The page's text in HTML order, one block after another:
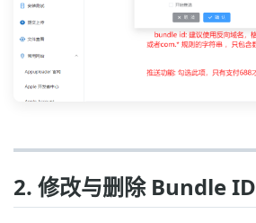
2. 修改与删除 Bundle ID